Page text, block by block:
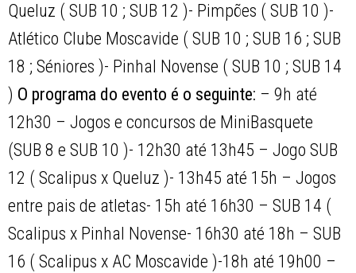
Queluz ( SUB 10 ; SUB 12 )- Pimpões ( SUB 10 )-
Atlético Clube Moscavide ( SUB 10 ; SUB 16 ; SUB
18 ; Séniores )- Pinhal Novense ( SUB 10 ; SUB 14
) O programa do evento é o seguinte: – 9h até
12h30 – Jogos e concursos de MiniBasquete
(SUB 8 e SUB 10 )- 12h30 até 13h45 – Jogo SUB
12 ( Scalipus x Queluz )- 13h45 até 15h – Jogos
entre pais de atletas- 15h até 16h30 – SUB 14 (
Scalipus x Pinhal Novense- 16h30 até 18h – SUB
16 ( Scalipus x AC Moscavide )-18h até 19h00 –